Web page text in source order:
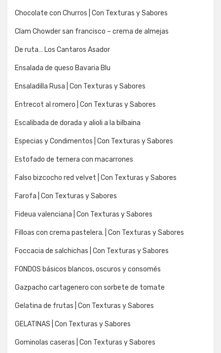
Chocolate con Churros | Con Texturas y Sabores
Clam Chowder san francisco – crema de almejas
De ruta… Los Cantaros Asador
Ensalada de queso Bavaria Blu
Ensaladilla Rusa | Con Texturas y Sabores
Entrecot al romero | Con Texturas y Sabores
Escalibada de dorada y alioli a la bilbaina
Especias y Condimentos | Con Texturas y Sabores
Estofado de ternera con macarrones
Falso bizcocho red velvet | Con Texturas y Sabores
Farofa | Con Texturas y Sabores
Fideua valenciana | Con Texturas y Sabores
Filloas con crema pastelera. | Con Texturas y Sabores
Foccacia de salchichas | Con Texturas y Sabores
FONDOS básicos blancos, oscuros y consomés
Gazpacho cartagenero con sorbete de tomate
Gelatina de frutas | Con Texturas y Sabores
GELATINAS | Con Texturas y Sabores
Gominolas caseras | Con Texturas y Sabores